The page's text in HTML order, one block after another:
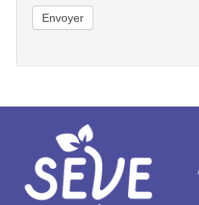
Envoyer